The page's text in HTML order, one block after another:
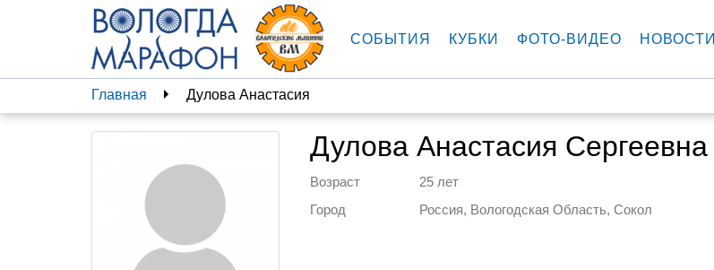
СОБЫТИЯ КУБКИ ФОТО-ВИДЕО НОВОСТИ
Главная Дулова Анастасия
Дулова Анастасия Сергеевна
Возраст
25 лет
Город
Россия, Вологодская Область, Сокол